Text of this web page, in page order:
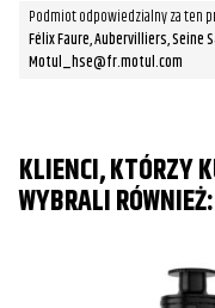
Podmiot odpowiedzialny za ten
Félix Faure, Aubervilliers, Seine
Motul_hse@fr.motul.com
KLIENCI, KTÓRZY
WYBRALI RÓWNIEŻ: